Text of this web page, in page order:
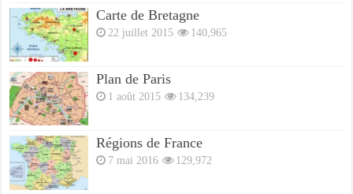
Carte de Bretagne
22 juillet 2015 140,965
Plan de Paris
1 août 2015 134,239
Régions de France
7 mai 2016 129,972